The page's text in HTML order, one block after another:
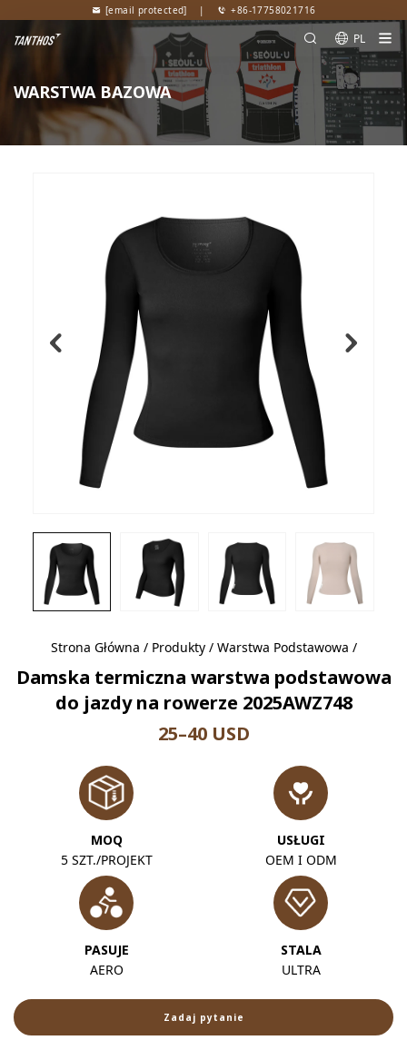
[email protected] | +86-17758021716
PL
WARSTWA BAZOWA
Strona Główna / Produkty/ Warstwa Podstawowa /
Damska termiczna warstwa podstawowa
do jazdy na rowerze 2025AWZ748
25–40 USD
MOQ
5 SZT./PROJEKT
USŁUGI
OEM I ODM
PASUJE
AERO
STALA
ULTRA
Zadaj pytanie